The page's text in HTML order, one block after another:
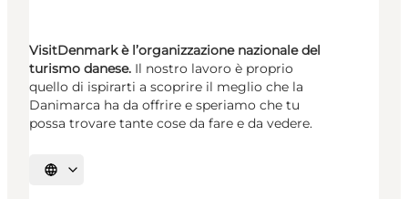
VisitDenmark è l’organizzazione nazionale del
turismo danese. Il nostro lavoro è proprio
quello di ispirarti a scoprire il meglio che la
Danimarca ha da offrire e speriamo che tu
possa trovare tante cose da fare e da vedere.
Seleziona la lingua